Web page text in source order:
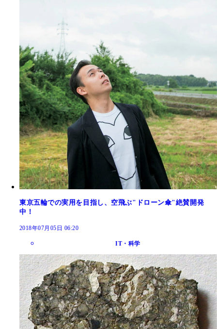
東京五輪での実用を目指し、空飛ぶ"ドローン傘"絶賛開発
中！
2018年07月05日 06:20
IT・科学